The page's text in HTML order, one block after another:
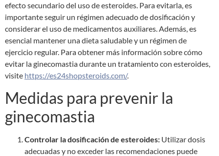
efecto secundario del uso de esteroides. Para evitarla, es
importante seguir un régimen adecuado de dosificación y
considerar el uso de medicamentos auxiliares. Además, es
esencial mantener una dieta saludable y un régimen de
ejercicio regular. Para obtener más información sobre cómo
evitar la ginecomastia durante un tratamiento con esteroides,
visite https://es24shopsteroids.com/.
Medidas para prevenir la
ginecomastia
Controlar la dosificación de esteroides: Utilizar dosis
adecuadas y no exceder las recomendaciones puede